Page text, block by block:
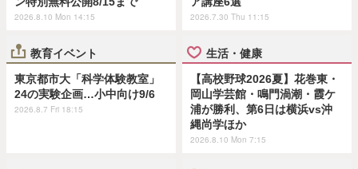
2026.8.10 Mon 14:15 2026.7.30 Thu 11:15
教育イベント
東京都市大「科学体験教室」
24の実験企画…小中向け9/6
2026.8.7 Fri 18:15
生活・健康
【高校野球2026夏】花巻東・
岡山学芸館・鳴門渦潮・霞ケ
浦が勝利、第6日は横浜vs沖
縄尚学ほか
2026.8.10 Mon 7:15